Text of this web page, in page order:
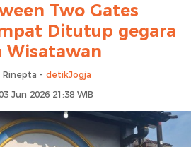
Two Gates
Ditutup gegara
Wisatawan
Rinepta - detikJogja
Jun 2026 21:38 WIB